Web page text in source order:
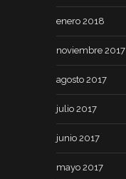
enero 2018
noviembre 2017
agosto 2017
julio 2017
junio 2017
mayo 2017